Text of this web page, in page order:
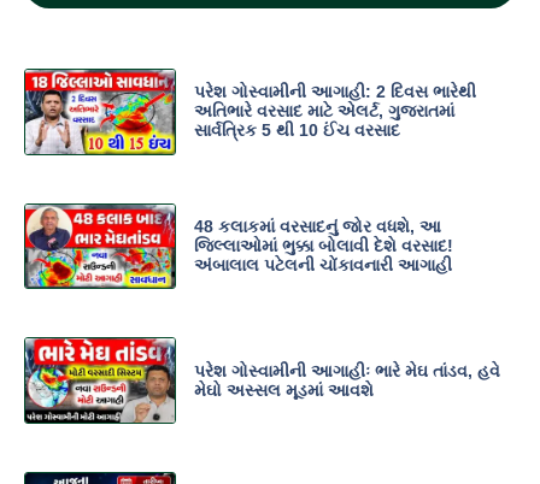
પરેશ ગોસ્વામીની આગાહી: 2 દિવસ ભારેથી
અતિભારે વરસાદ માટે એલર્ટ, ગુજરાતમાં
સાર્વત્રિક 5 થી 10 ઈંચ વરસાદ
48 કલાકમાં વરસાદનું જોર વધશે, આ
જિલ્લાઓમાં ભુક્કા બોલાવી દેશે વરસાદ!
અંબાલાલ પટેલની ચોંકાવનારી આગાહી
પરેશ ગોસ્વામીની આગાહીઃ ભારે મેઘ તાંડવ, હવે
મેઘો અસ્સલ મૂડમાં આવશે